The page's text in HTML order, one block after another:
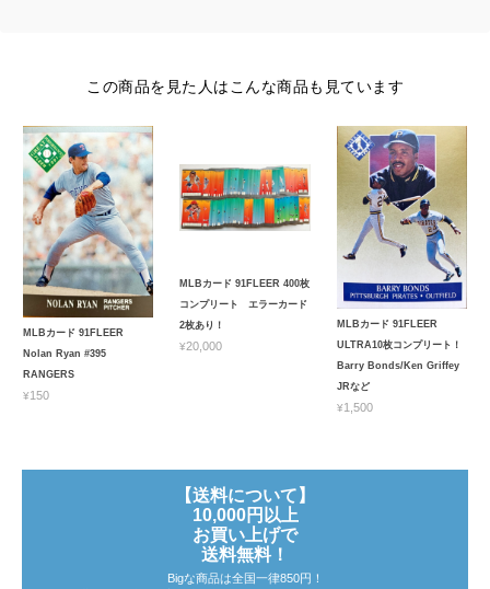
この商品を見た人はこんな商品も見ています
MLBカード 91FLEER
Nolan Ryan #395
RANGERS
¥150
MLBカード 91FLEER 400枚
コンプリート エラーカード
2枚あり！
¥20,000
MLBカード 91FLEER
ULTRA10枚コンプリート！
Barry Bonds/Ken Griffey
JRなど
¥1,500
【送料について】
10,000円以上
お買い上げで
送料無料！
Bigな商品は全国一律850円！